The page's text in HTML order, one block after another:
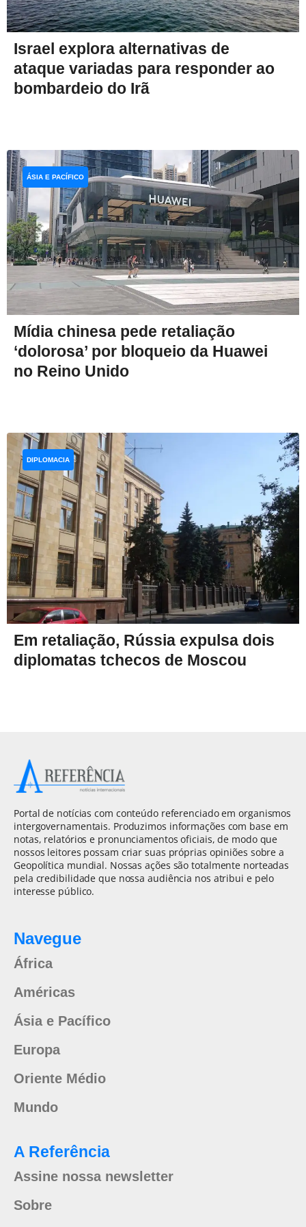
Israel explora alternativas de
ataque variadas para responder ao
bombardeio do Irã
Mídia chinesa pede retaliação
‘dolorosa’ por bloqueio da Huawei
no Reino Unido
ÁSIA E PACÍFICO
Em retaliação, Rússia expulsa dois
diplomatas tchecos de Moscou
DIPLOMACIA
Portal de notícias com conteúdo referenciado em organismos
intergovernamentais. Produzimos informações com base em
notas, relatórios e pronunciamentos oficiais, de modo que
nossos leitores possam criar suas próprias opiniões sobre a
Geopolítica mundial. Nossas ações são totalmente norteadas
pela credibilidade que nossa audiência nos atribui e pelo
interesse público.
Navegue
África
Américas
Ásia e Pacífico
Europa
Oriente Médio
Mundo
A Referência
Assine nossa newsletter
Sobre